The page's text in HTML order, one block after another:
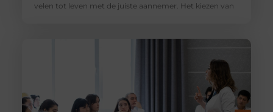
velen tot leven met de juiste aannemer. Het kiezen van